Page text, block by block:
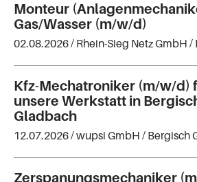
Monteur
Gas/Wasser (m/w/d)
02.08.2026 / Rhein-Sieg Netz GmbH /
Kfz-Mechatroniker (m/w/d)
unsere Werkstatt in
Gladbach
12.07.2026 /wupsi GmbH / Bergisch
Zerspanungsmechaniker